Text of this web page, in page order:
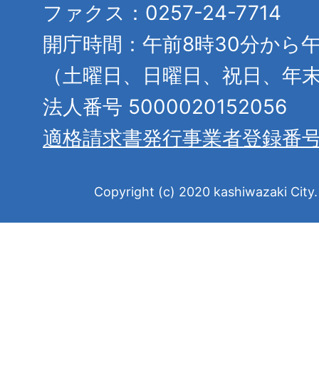
ファクス：0257-24-7714
開庁時間：午前8時30分から
（土曜日、日曜日、祝日、年
法人番号 5000020152056
適格請求書発行事業者登録番
Copyright (c) 2020 kashiwazaki